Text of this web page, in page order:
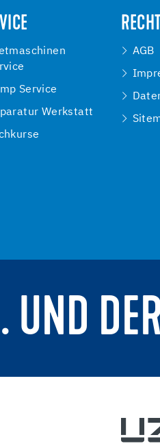
Service
Werkstatt
AGB
UND